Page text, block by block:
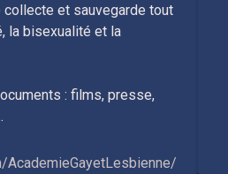
collecte et sauvegarde tout
la bisexualité et la
: films, presse,